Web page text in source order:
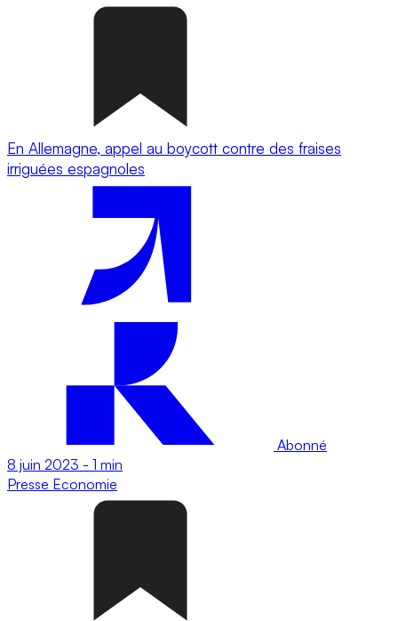
En Allemagne, appel au boycott contre des fraises
irriguées espagnoles
Abonné
8 juin 2023 - 1 min
Presse Economie